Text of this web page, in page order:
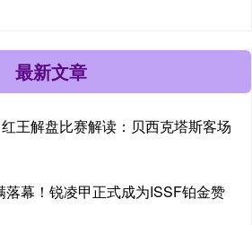
最新文章
王解盘比赛解读：贝西克塔斯客场
落幕！锐凌甲正式成为ISSF铂金赞